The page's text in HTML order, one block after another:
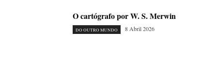
O cartógrafo por W. S. Merwin
DO OUTRO MUNDO 8 Abril 2026